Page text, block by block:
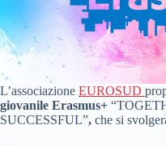
L’associazione EUROSUD
giovanile Erasmus+
SUCCESSFUL”, che si